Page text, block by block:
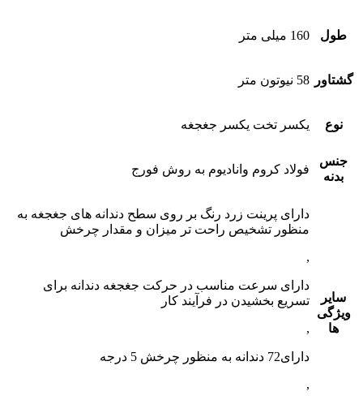
طول 160 میلی متر
گشتاور 58 نیوتون متر
نوع یکسر تخت یکسر جغجغه
جنس
بدنه
فولاد کروم وانادیوم به روش فورج
سایر
ویژگی
ها
دارای پرینت زرد رنگ بر روی سطح دندانه های جغجغه به
منظور تشخیص راحت تر میزان و مقدار چرخش
,
دارای سرعت مناسب در حرکت جغجغه دندانه برای
تسریع بخشیدن در فرآیند کار
,
دارای72 دندانه به منظور چرخش 5 درجه
,